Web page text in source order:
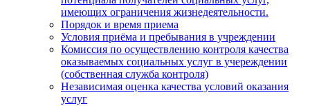
имеющих ограничения жизнедеятельности.
Порядок и время приема
Условия приёма и пребывания в учреждении
Комиссия по осуществлению контроля качества
оказываемых социальных услуг в учереждении
(собственная служба контроля)
Независимая оценка качества условий оказания
услуг